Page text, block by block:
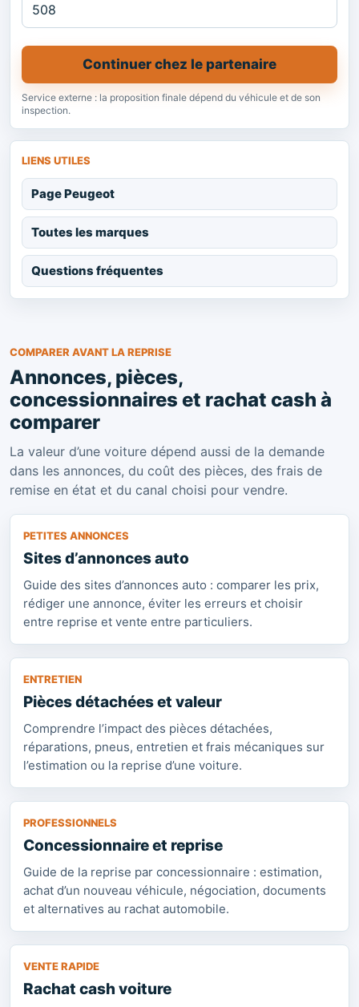
Continuer chez le partenaire
Service externe : la proposition finale dépend du véhicule et de son
inspection.
LIENS UTILES
Page Peugeot
Toutes les marques
Questions fréquentes
COMPARER AVANT LA REPRISE
Annonces, pièces,
concessionnaires et rachat cash à
comparer
La valeur d’une voiture dépend aussi de la demande
dans les annonces, du coût des pièces, des frais de
remise en état et du canal choisi pour vendre.
PETITES ANNONCES
Sites d’annonces auto
Guide des sites d’annonces auto : comparer les prix,
rédiger une annonce, éviter les erreurs et choisir
entre reprise et vente entre particuliers.
ENTRETIEN
Pièces détachées et valeur
Comprendre l’impact des pièces détachées,
réparations, pneus, entretien et frais mécaniques sur
l’estimation ou la reprise d’une voiture.
PROFESSIONNELS
Concessionnaire et reprise
Guide de la reprise par concessionnaire : estimation,
achat d’un nouveau véhicule, négociation, documents
et alternatives au rachat automobile.
VENTE RAPIDE
Rachat cash voiture